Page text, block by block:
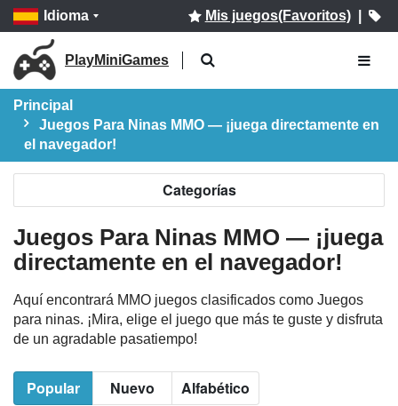
Idioma Mis juegos(Favoritos)|
PlayMiniGames
Principal
Juegos Para Ninas MMO — ¡juega directamente en
el navegador!
Categorías
Juegos Para Ninas MMO — ¡juega
directamente en el navegador!
Aquí encontrará MMO juegos clasificados como Juegos
para ninas. ¡Mira, elige el juego que más te guste y disfruta
de un agradable pasatiempo!
Popular Nuevo Alfabético